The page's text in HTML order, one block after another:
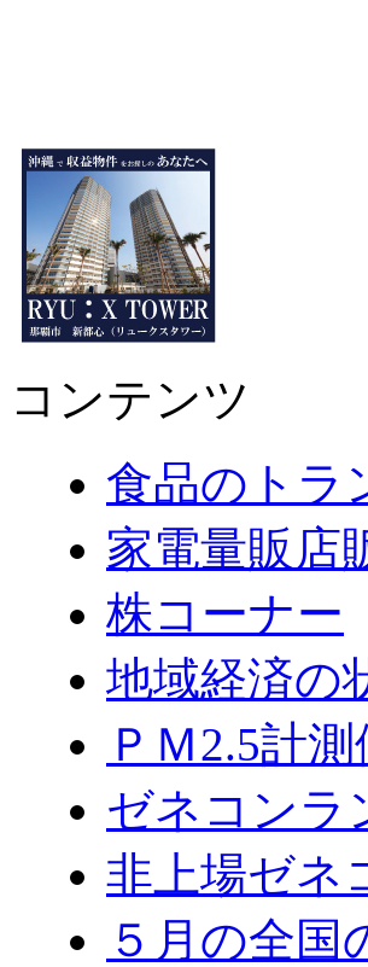
コンテンツ
食品のトラ
家電量販
株コーナー
地域経済の
ＰＭ2.5計測
ゼネコンラ
非上場ゼネ
５月の全国